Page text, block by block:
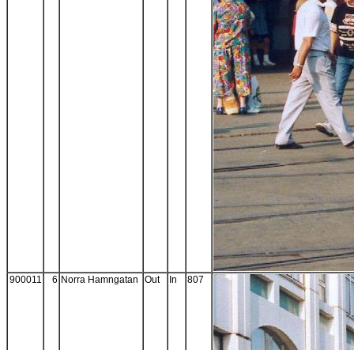
900011 6 Norra Hamngatan Out In 807